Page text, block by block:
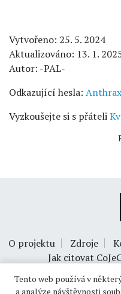
Vytvořeno: 25. 5. 2024
Aktualizováno: 13. 1.
Autor: -PAL-
Odkazující hesla: Anthrax
Vyzkoušejte si s přáteli
O projektu Zdroje
Jak citovat
Tento web používá v
a analýze návštěvnosti